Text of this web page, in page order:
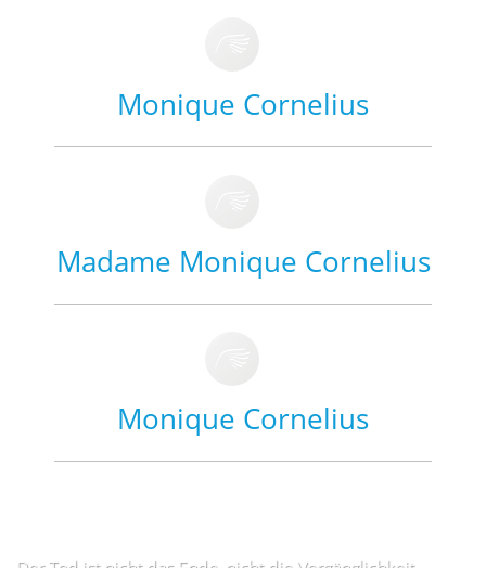
Monique Cornelius
Madame Monique Cornelius
Monique Cornelius